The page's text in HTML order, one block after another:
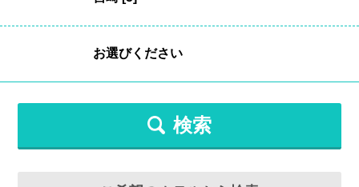
検索